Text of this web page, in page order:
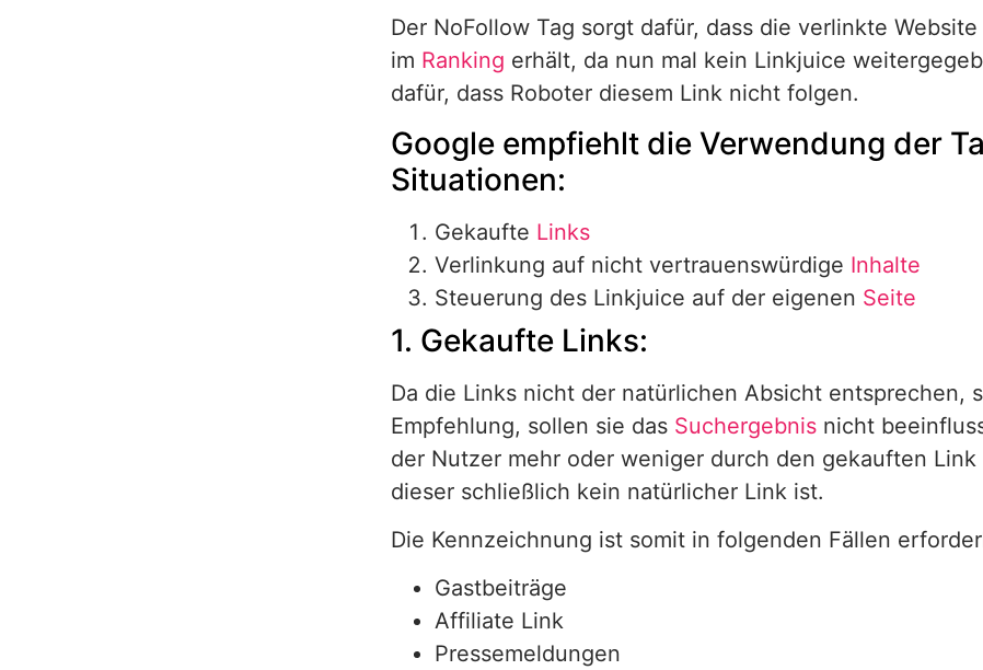
Der NoFollow Tag sorgt dafür, dass die verlinkte
im Ranking erhält, da nun mal kein Linkjuice
dafür, dass Roboter diesem Link nicht folgen.
Google empfiehlt die Verwendung der
Situationen:
Gekaufte Links
Verlinkung auf nicht vertrauenswürdige Inhalte
Steuerung des Linkjuice auf der eigenen Seite
1. Gekaufte Links:
Da die Links nicht der natürlichen Absicht entsprechen,
Empfehlung, sollen sie das Suchergebnis nicht
der Nutzer mehr oder weniger durch den gekauften
dieser schließlich kein natürlicher Link ist.
Die Kennzeichnung ist somit in folgenden Fällen
Gastbeiträge
Affiliate Link
Pressemeldungen